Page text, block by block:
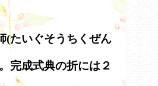
(たいぐそうちくぜん
完成式典の折には２